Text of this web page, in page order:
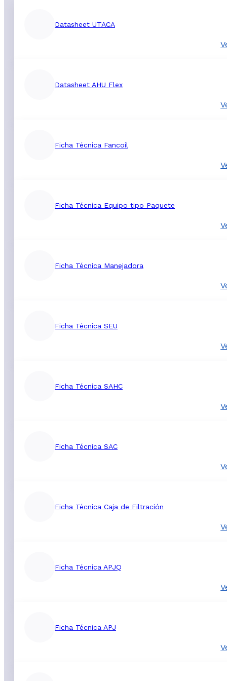
Datasheet UTACA
Datasheet AHU Flex
Ficha Técnica Fancoil
Ficha Técnica Equipo tipo Paquete
Ficha Técnica Manejadora
Ficha Técnica SEU
Ficha Técnica SAHC
Ficha Técnica SAC
Ficha Técnica Caja de Filtración
Ficha Técnica APJQ
Ficha Técnica APJ